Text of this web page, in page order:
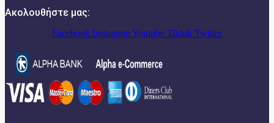
Ακολουθήστε μας:
Facebook InstagramYoutube Tiktok Twitter